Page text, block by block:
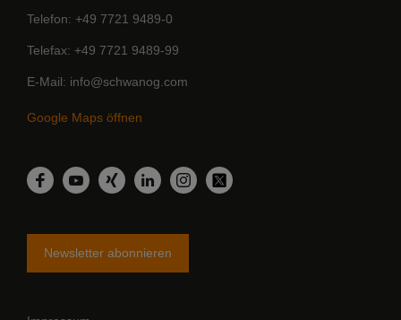
Telefon +49 7721 9489-0
Telefax +49 7721 9489-99
E-Mail info@schwanog.com
Google Maps öffnen
Facebook
YouTubeXing LinkedInInstagram
Twitter
Newsletter abonnieren